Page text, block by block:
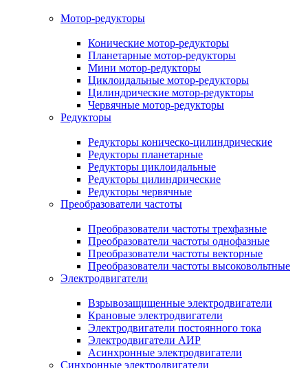
Мотор-редукторы
Конические мотор-редукторы
Планетарные мотор-редукторы
Мини мотор-редукторы
Циклоидальные мотор-редукторы
Цилиндрические мотор-редукторы
Червячные мотор-редукторы
Редукторы
Редукторы коническо-цилиндрические
Редукторы планетарные
Редукторы циклоидальные
Редукторы цилиндрические
Редукторы червячные
Преобразователи частоты
Преобразователи частоты трехфазные
Преобразователи частоты однофазные
Преобразователи частоты векторные
Преобразователи частоты высоковольтные
Электродвигатели
Взрывозащищенные электродвигатели
Крановые электродвигатели
Электродвигатели постоянного тока
Электродвигатели АИР
Асинхронные электродвигатели
Синхронные электродвигатели